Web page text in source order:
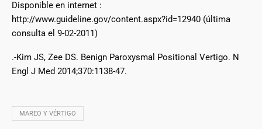
Disponible en internet :
http://www.guideline.gov/content.aspx?id=12940 (última
consulta el 9-02-2011)
.-Kim JS, Zee DS. Benign Paroxysmal Positional Vertigo. N
Engl J Med 2014;370:1138-47.
MAREO Y VÉRTIGO